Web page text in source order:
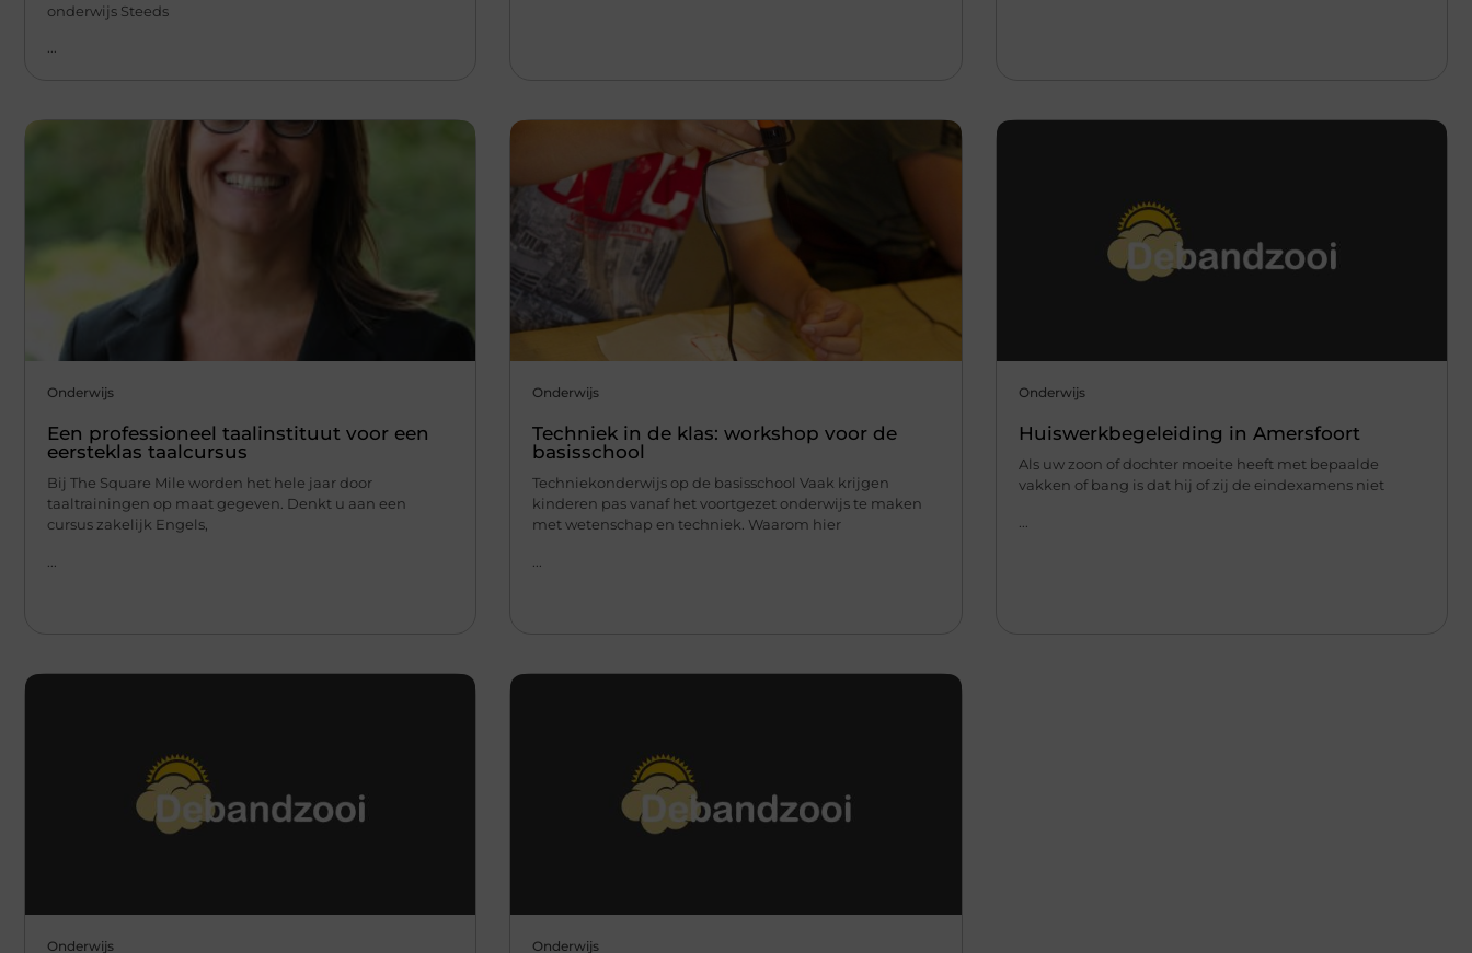
onderwijs Steeds
...
Onderwijs
Een professioneel taalinstituut voor een
eersteklas taalcursus
Bij The Square Mile worden het hele jaar door
taaltrainingen op maat gegeven. Denkt u aan een
cursus zakelijk Engels,
Onderwijs
Techniek in de klas: workshop voor de
basisschool
Techniekonderwijs op de basisschool Vaak krijgen
kinderen pas vanaf het voortgezet onderwijs te maken
met wetenschap en techniek. Waarom hier
Onderwijs
Huiswerkbegeleiding in Amersfoort
Als uw zoon of dochter moeite heeft met bepaalde
vakken of bang is dat hij of zij de eindexamens niet
Onderwijs Onderwijs